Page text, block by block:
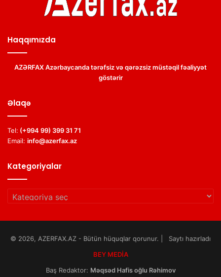
Haqqımızda
AZƏRFAX Azərbaycanda tərəfsiz və qərəzsiz müstəqil fəaliyyət
göstərir
Əlaqə
Tel: (+994 99) 399 31 71
Email: info@azerfax.az
Kategoriyalar
Kategoriyalar
© 2026, AZERFAX.AZ - Bütün hüquqlar qorunur. | Saytı hazırladı
BEY MEDİA
Baş Redaktor: Məqsəd Hafis oğlu Rəhimov